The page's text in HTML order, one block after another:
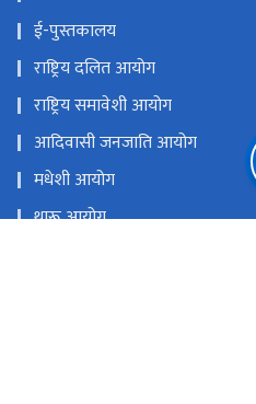
ई-पुस्तकालय
राष्ट्रिय दलित आयोग
राष्ट्रिय समावेशी आयोग
आदिवासी जनजाति आयोग
मधेशी आयोग
थारू आयोग